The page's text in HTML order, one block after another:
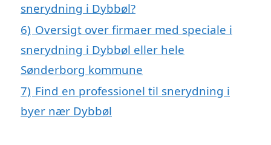
snerydning i Dybbøl?
6) Oversigt over firmaer med speciale i
snerydning i Dybbøl eller hele
Sønderborg kommune
7) Find en professionel til snerydning i
byer nær Dybbøl